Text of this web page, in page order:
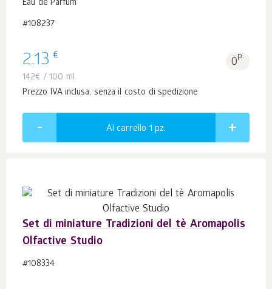
Eau de Parfum
#108237
2.13 € 0p.
142€ / 100 ml
Prezzo IVA inclusa, senza il costo di spedizione
Al carrello 1 pz.
Set di miniature Tradizioni del tè Aromapolis
Olfactive Studio
#108334